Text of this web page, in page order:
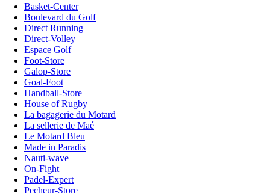
Basket-Center
Boulevard du Golf
Direct Running
Direct-Volley
Espace Golf
Foot-Store
Galop-Store
Goal-Foot
Handball-Store
House of Rugby
La bagagerie du Motard
La sellerie de Maé
Le Motard Bleu
Made in Paradis
Nauti-wave
On-Fight
Padel-Expert
Pecheur-Store